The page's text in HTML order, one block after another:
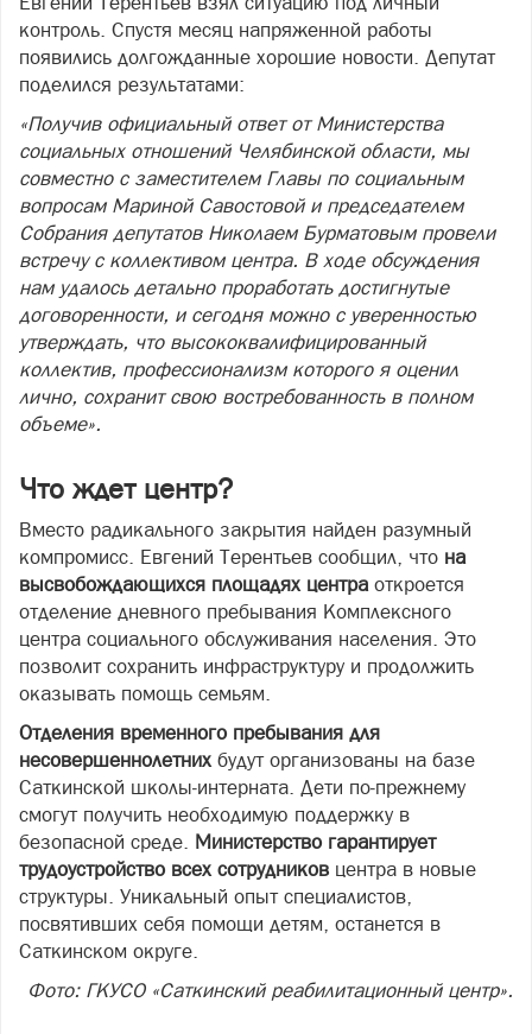
контроль. Спустя месяц напряженной работы
появились долгожданные хорошие новости. Депутат
поделился результатами:
«Получив официальный ответ от Министерства
социальных отношений Челябинской области, мы
совместно с заместителем Главы по социальным
вопросам Мариной Савостовой и председателем
Собрания депутатов Николаем Бурматовым провели
встречу с коллективом центра. В ходе обсуждения
нам удалось детально проработать достигнутые
договоренности, и сегодня можно с уверенностью
утверждать, что высококвалифицированный
коллектив, профессионализм которого я оценил
лично, сохранит свою востребованность в полном
объеме».
Что ждет центр?
Вместо радикального закрытия найден разумный
компромисс. Евгений Терентьев сообщил, что на
высвобождающихся площадях центра откроется
отделение дневного пребывания Комплексного
центра социального обслуживания населения. Это
позволит сохранить инфраструктуру и продолжить
оказывать помощь семьям.
Отделения временного пребывания для
несовершеннолетних будут организованы на базе
Саткинской школы‑интерната. Дети по‑прежнему
смогут получить необходимую поддержку в
безопасной среде. Министерство гарантирует
трудоустройство всех сотрудников центра в новые
структуры. Уникальный опыт специалистов,
посвятивших себя помощи детям, останется в
Саткинском округе.
Фото: ГКУСО «Саткинский реабилитационный центр».